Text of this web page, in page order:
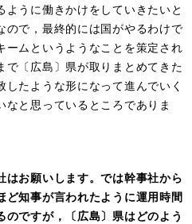
うに働きかけをしていきたいと
ので，最終的には国がやるわけで
ームというようなことを策定され
で〔広島〕県が取りまとめてきた
たような形になって進んでいく
なと思っているところでありま
お願いします。では幹事社から
ど知事が言われたように運用時間
ですが，〔広島〕県はどのよう